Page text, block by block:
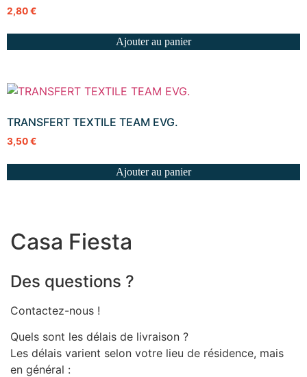
2,80€
Ajouter au panier
TRANSFERT TEXTILE TEAM EVG.
3,50€
Ajouter au panier
Casa Fiesta
Des questions ?
Contactez-nous !
Quels sont les délais de livraison ?
Les délais varient selon votre lieu de résidence, mais
en général :